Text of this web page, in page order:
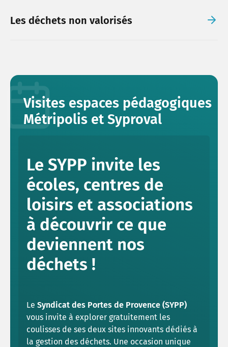
Les déchets non valorisés
Visites espaces pédagogiques
Métripolis et Syproval
Le SYPP invite les
écoles, centres de
loisirs et associations
à découvrir ce que
deviennent nos
déchets !
Le Syndicat des Portes de Provence (SYPP)
vous invite à explorer gratuitement les
coulisses de ses deux sites innovants dédiés à
la gestion des déchets. Une occasion unique